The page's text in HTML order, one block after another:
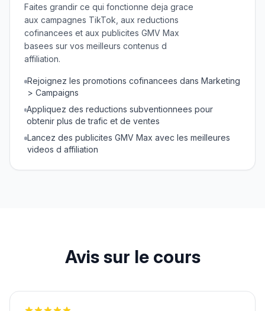
Faites grandir ce qui fonctionne deja grace
aux campagnes TikTok, aux reductions
cofinancees et aux publicites GMV Max
basees sur vos meilleurs contenus d
affiliation.
Rejoignez les promotions cofinancees dans Marketing
> Campaigns
Appliquez des reductions subventionnees pour
obtenir plus de trafic et de ventes
Lancez des publicites GMV Max avec les meilleures
videos d affiliation
Avis sur le cours